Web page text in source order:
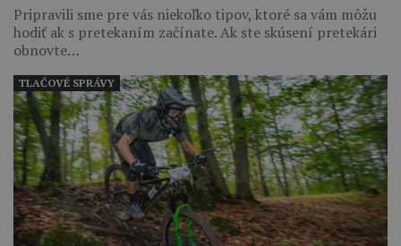
Pripravili sme pre vás niekoľko tipov, ktoré sa vám môžu
hodiť ak s pretekaním začínate. Ak ste skúsení pretekári
obnovte…
TLAČOVÉ SPRÁVY